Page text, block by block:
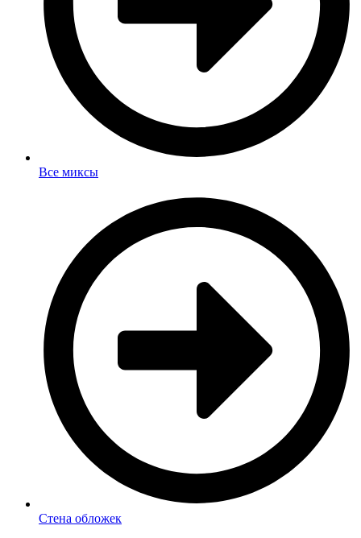
Все миксы
Стена обложек